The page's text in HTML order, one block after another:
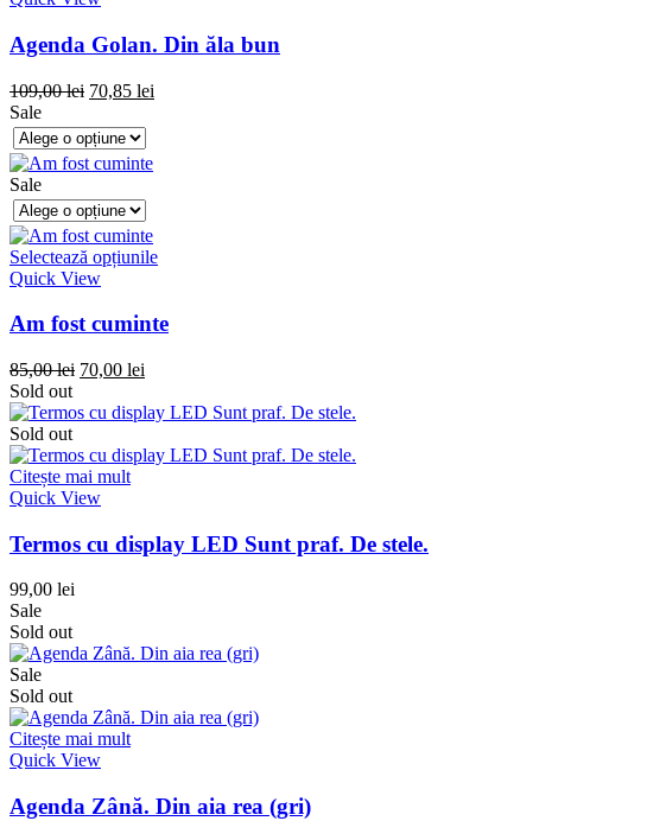
Agenda Golan. Din ăla bun
109,00lei 70,85 lei
Sale
Sale
Selectează opțiunile
Quick View
Am fost cuminte
85,00lei 70,00 lei
Sold out
Sold out
Citește mai mult
Quick View
Termos cu display LED Sunt praf. De stele.
99,00 lei
Sale
Sold out
Sale
Sold out
Citește mai mult
Quick View
Agenda Zână. Din aia rea (gri)